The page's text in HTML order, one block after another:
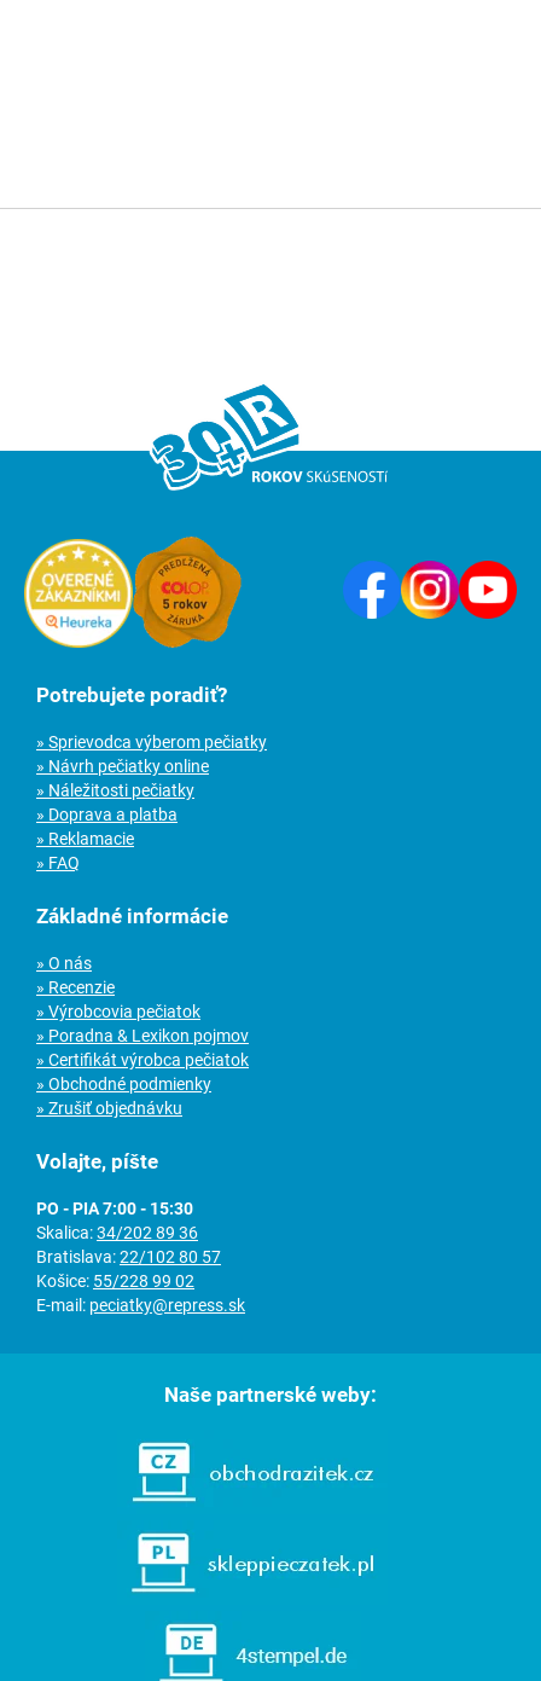
Potrebujete poradiť?
» Sprievodca výberom pečiatky
» Návrh pečiatky online
» Náležitosti pečiatky
» Doprava a platba
» Reklamacie
» FAQ
Základné informácie
» O nás
» Recenzie
» Výrobcovia pečiatok
» Poradna & Lexikon pojmov
» Certifikát výrobca pečiatok
» Obchodné podmienky
» Zrušiť objednávku
Volajte, píšte
PO - PIA 7:00 - 15:30
Skalica:34/202 89 36
Bratislava:22/102 80 57
Košice: 55/228 99 02
E-mail: peciatky@repress.sk
Naše partnerské weby: